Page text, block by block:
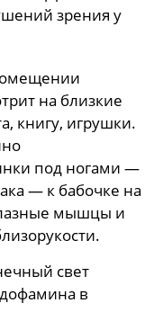
зрения у
на близкие
книгу, игрушки.
под ногами —
— к бабочке на
мышцы и
свет
в